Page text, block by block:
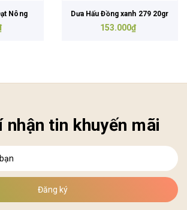
Nông Dưa Hấu Đồng xanh 279 20gr
153.000₫
nhận tin khuyến mãi
Đăng ký